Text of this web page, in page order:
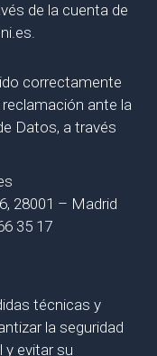
de la cuenta de
correctamente
ante la
Datos, a través
28001 – Madrid
35 17
técnicas y
la seguridad
y evitar su